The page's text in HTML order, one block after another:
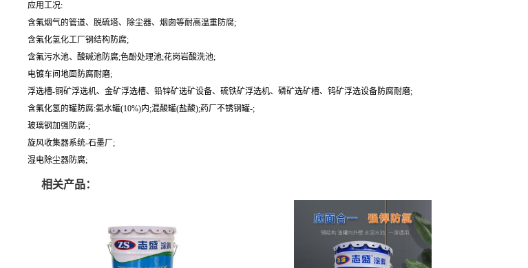
应用工况:
含氟烟气的管道、脱硫塔、除尘器、烟囱等耐高温重防腐;
含氟化氢化工厂钢结构防腐;
含氟污水池、酸碱池防腐;色酚处理池;花岗岩酸洗池;
电镀车间地面防腐耐磨;
浮选槽-铜矿浮选机、金矿浮选槽、铅锌矿选矿设备、硫铁矿浮选机、磷矿选矿槽、钨矿浮选设备防腐耐磨;
含氟化氢的罐防腐:氨水罐(10%)内;混酸罐(盐酸);药厂不锈钢罐-;
玻璃钢加强防腐-;
旋风收集器系统-石墨厂;
湿电除尘器防腐;
相关产品：